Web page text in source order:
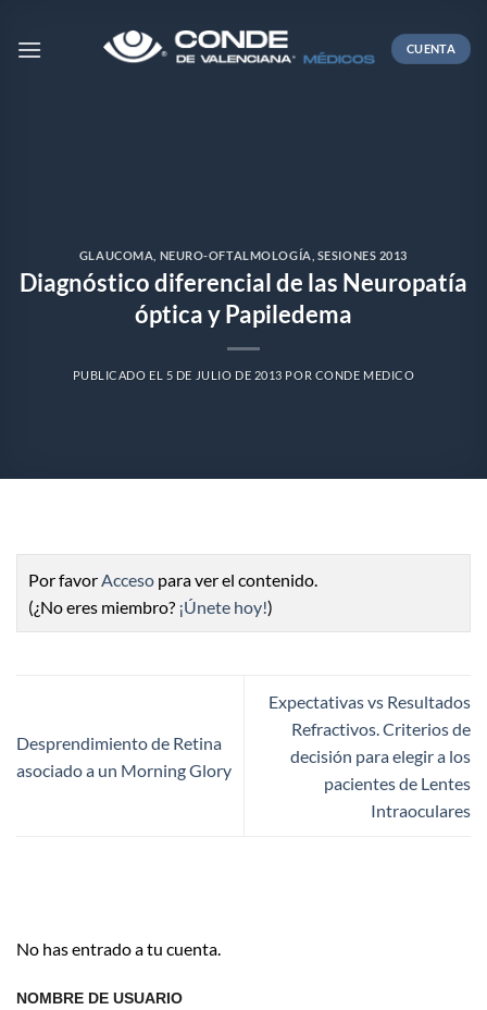
CUENTA
GLAUCOMA NEURO-OFTALMOLOGÍA SESIONES 2013
Diagnóstico diferencial de las Neuropatía
óptica y Papiledema
PUBLICADO EL 5 DE JULIO DE 2013 POR CONDE MEDICO
Por favorAcceso para ver el contenido.
(¿No eres miembro? ¡Únete hoy!)
Desprendimiento de Retina
asociado a un Morning Glory
Expectativas vs Resultados
Refractivos. Criterios de
decisión para elegir a los
pacientes de Lentes
Intraoculares
No has entrado a tu cuenta.
NOMBRE DE USUARIO